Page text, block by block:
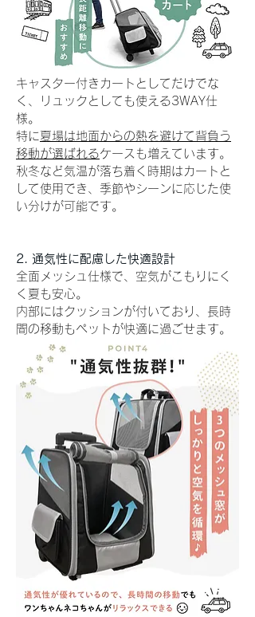
キャスター付きカートとしてだけでな
く、リュックとしても使える3WAY仕
様。
特に 夏場は地面からの熱を避けて背負う
移動が選ばれるケースも増えています。
秋冬など気温が落ち着く時期はカートと
して使用でき、季節やシーンに応じた使
い分けが可能です。
2. 通気性に配慮した快適設計
全面メッシュ仕様で、空気がこもりにく
く夏も安心。
内部にはクッションが付いており、長時
間の移動もペットが快適に過ごせます。